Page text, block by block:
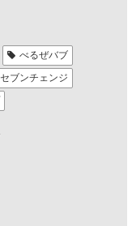
べるぜバブ
ブンチェンジ